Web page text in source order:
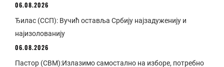
06.08.2026
Ђилас (ССП): Вучић оставља Србију најзадуженију и
најизолованију
06.08.2026
Пастор (СВМ):Излазимо самостално на изборе, потребно